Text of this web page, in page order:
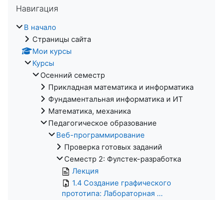
Навигация
В начало
Страницы сайта
Мои курсы
Курсы
Осенний семестр
Прикладная математика и информатика
Фундаментальная информатика и ИТ
Математика, механика
Педагогическое образование
Веб-программирование
Проверка готовых заданий
Семестр 2: Фулстек-разработка
Лекция
1.4 Создание графического
прототипа: Лабораторная ...